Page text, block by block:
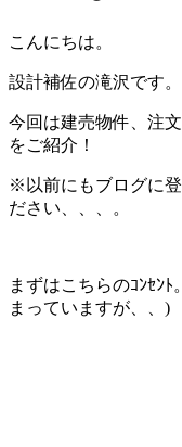
こんにちは。
設計補佐の滝沢です。
今回は建売物件、注
をご紹介！
※以前にもブログに
ださい、、、。
まずはこちらのｺﾝｾﾝ
まっていますが、、)